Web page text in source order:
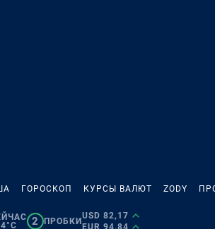
ГОРОСКОП КУРСЫ ВАЛЮТ ZODY
2 ПРОБКИ
USD 82,17
EUR 94,84